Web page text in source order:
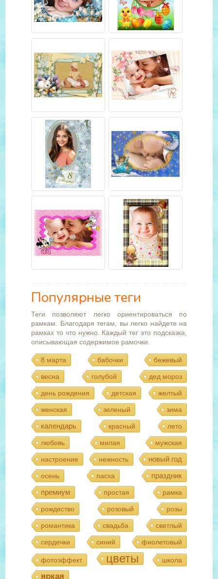
Популярные теги
Теги позволяют легко ориентироваться по
рамкам. Благодаря тегам, вы легко найдете на
рамках то что нужно. Каждый тег это подсказка,
описывающая содержимое рамочки.
8 марта бабочки бежевый
весна голубой дед мороз
день рождения детская желтый
женская зеленый зима
календарь красный лето
любовь милая мужская
настроение нежность новый год
осень пасха
праздник
премиум
простая рамка
рождество розовый розы
романтика свадьба светлый
сердечки синий фиолетовый
фотоэффект цветы школа
яркая